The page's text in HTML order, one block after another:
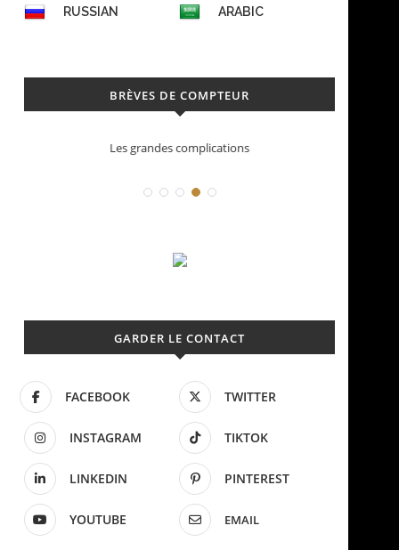
RUSSIAN
ARABIC
BRÈVES DE COMPTEUR
Les grandes complications
GARDER LE CONTACT
FACEBOOK TWITTER
INSTAGRAM TIKTOK
LINKEDIN PINTEREST
YOUTUBE EMAIL